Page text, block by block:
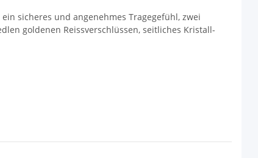
sicheres und angenehmes Tragegefühl, zwei
goldenen Reissverschlüssen, seitliches Kristall-